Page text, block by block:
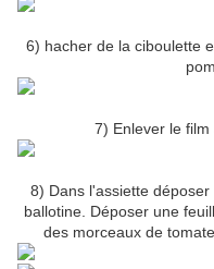
6) hacher de la ciboulette
7) Enlever le film
8) Dans l'assiette
ballotine. Déposer une
des morceaux de